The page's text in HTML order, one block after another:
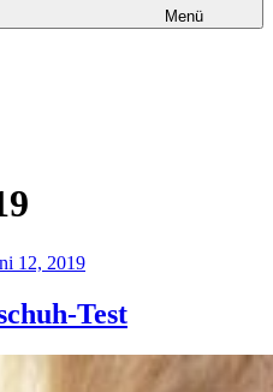
Menü
12, 2019
Test